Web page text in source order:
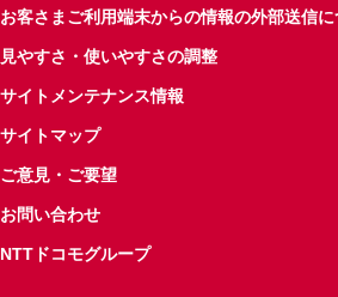
お客さまご利用端末からの情報の外部送信に
見やすさ・使いやすさの調整
サイトメンテナンス情報
サイトマップ
ご意見・ご要望
お問い合わせ
NTTドコモグループ